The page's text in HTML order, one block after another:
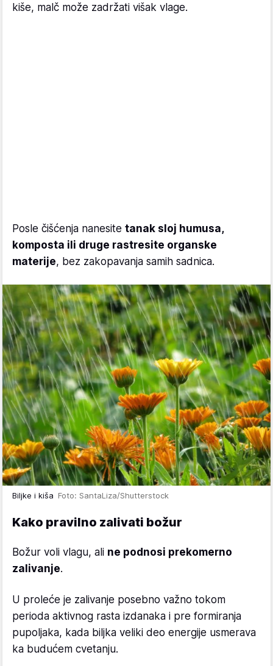
kiše, malč može zadržati višak vlage.
Posle čišćenja nanesite tanak sloj humusa,
komposta ili druge rastresite organske
materije, bez zakopavanja samih sadnica.
Biljke i kiša Foto: SantaLiza/Shutterstock
Kako pravilno zalivati božur
Božur voli vlagu, ali ne podnosi prekomerno
zalivanje.
U proleće je zalivanje posebno važno tokom
perioda aktivnog rasta izdanaka i pre formiranja
pupoljaka, kada biljka veliki deo energije usmerava
ka budućem cvetanju.